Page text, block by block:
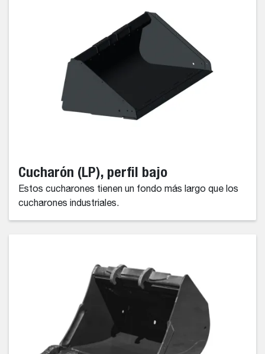
Cucharón (LP), perfil bajo
Estos cucharones tienen un fondo más largo que los
cucharones industriales.